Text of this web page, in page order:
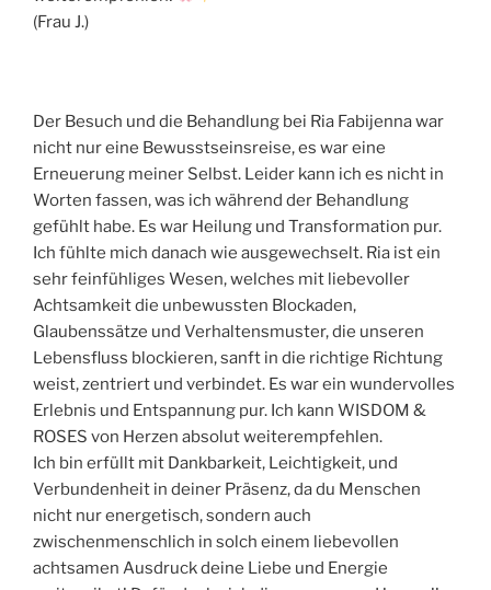
(Frau J.)
Der Besuch und die Behandlung bei Ria Fabijenna war
nicht nur eine Bewusstseinsreise, es war eine
Erneuerung meiner Selbst. Leider kann ich es nicht in
Worten fassen, was ich während der Behandlung
gefühlt habe. Es war Heilung und Transformation pur.
Ich fühlte mich danach wie ausgewechselt. Ria ist ein
sehr feinfühliges Wesen, welches mit liebevoller
Achtsamkeit die unbewussten Blockaden,
Glaubenssätze und Verhaltensmuster, die unseren
Lebensfluss blockieren, sanft in die richtige Richtung
weist, zentriert und verbindet. Es war ein wundervolles
Erlebnis und Entspannung pur. Ich kann WISDOM &
ROSES von Herzen absolut weiterempfehlen.
Ich bin erfüllt mit Dankbarkeit, Leichtigkeit, und
Verbundenheit in deiner Präsenz, da du Menschen
nicht nur energetisch, sondern auch
zwischenmenschlich in solch einem liebevollen
achtsamen Ausdruck deine Liebe und Energie